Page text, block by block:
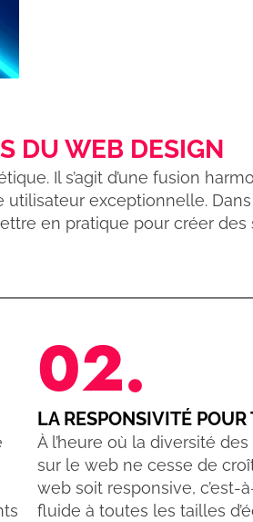
DU WEB DESIGN
Il s’agit d’une fusion
exceptionnelle.
en pratique pour créer
02.
LA RESPONSIVITÉ
À l’heure où la diversité
sur le web ne cesse de
web soit responsive, c’est-
fluide à toutes les tailles